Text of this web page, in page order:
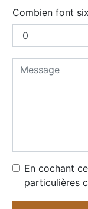
Combien font
En cochant
particulières